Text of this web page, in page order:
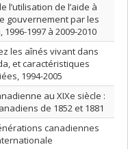
l’utilisation de l’aide à
gouvernement par les
1997 à 2009-2010
les aînés vivant dans
et caractéristiques
1994-2005
au XIXe siècle :
de 1852 et 1881
canadiennes